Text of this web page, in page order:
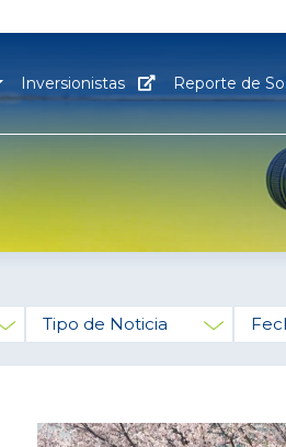
Inversionistas Reporte de
Tipo de Noticia